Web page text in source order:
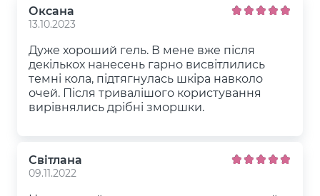
Оксана
13.10.2023
Дуже хороший гель. В мене вже після
декількох нанесень гарно висвітлились
темні кола, підтягнулась шкіра навколо
очей. Після тривалішого користування
вирівнялись дрібні зморшки.
Світлана
09.11.2022